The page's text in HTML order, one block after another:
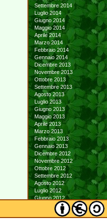
Settembre 2014
Luglio 2014
Giugno 2014
Maggio 2014
Aprile 2014
Marzo 2014
Febbraio 2014
Gennaio 2014
Dicembre 2013
Novembre 2013
Ottobre 2013
Settembre 2013
Agosto 2013
Luglio 2013
Giugno 2013
Maggio 2013
Aprile 2013
Marzo 2013
Febbraio 2013
Gennaio 2013
Dicembre 2012
Novembre 2012
Ottobre 2012
Settembre 2012
Agosto 2012
Luglio 2012
Giugno 2012
Maggio 2012
Aprile 2012